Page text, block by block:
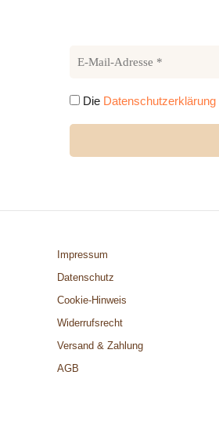
Die Datenschutzerklärung
Impressum
Datenschutz
Cookie-Hinweis
Widerrufsrecht
Versand & Zahlung
AGB